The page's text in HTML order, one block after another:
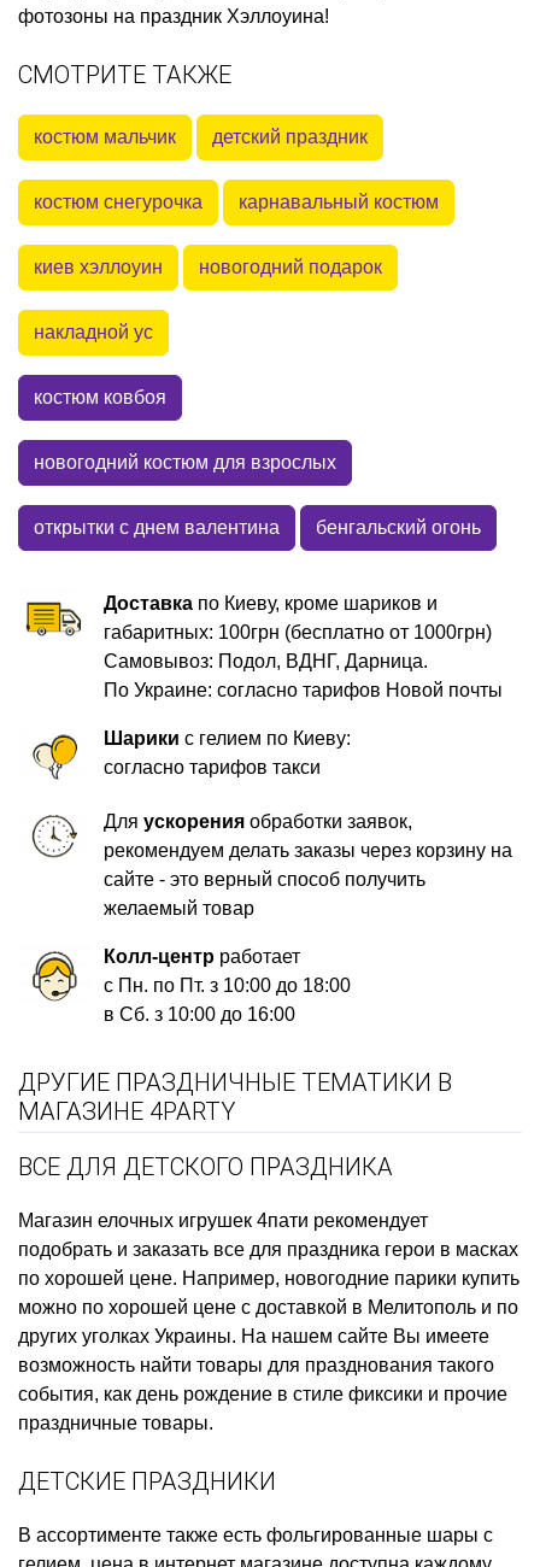
фотозоны на праздник Хэллоуина!
СМОТРИТЕ ТАКЖЕ
костюм мальчик детский праздник
костюм снегурочка карнавальный костюм
киев хэллоуин новогодний подарок
накладной ус
костюм ковбоя
новогодний костюм для взрослых
открытки с днем валентина бенгальский огонь
Доставка по Киеву, кроме шариков и
габаритных: 100грн (бесплатно от 1000грн)
Самовывоз: Подол, ВДНГ, Дарница.
По Украине: согласно тарифов Новой почты
Шарики с гелием по Киеву:
согласно тарифов такси
Дляускорения обработки заявок,
рекомендуем делать заказы через корзину на
сайте - это верный способ получить
желаемый товар
Колл-центр работает
с Пн. по Пт. з 10:00 до 18:00
в Сб. з 10:00 до 16:00
ДРУГИЕ ПРАЗДНИЧНЫЕ ТЕМАТИКИ В
МАГАЗИНЕ 4PARTY
ВСЕ ДЛЯ ДЕТСКОГО ПРАЗДНИКА
Магазин елочных игрушек 4пати рекомендует
подобрать и заказать все для праздника герои в масках
по хорошей цене. Например, новогодние парики купить
можно по хорошей цене с доставкой в Мелитополь и по
других уголках Украины. На нашем сайте Вы имеете
возможность найти товары для празднования такого
события, как день рождение в стиле фиксики и прочие
праздничные товары.
ДЕТСКИЕ ПРАЗДНИКИ
В ассортименте также есть фольгированные шары с